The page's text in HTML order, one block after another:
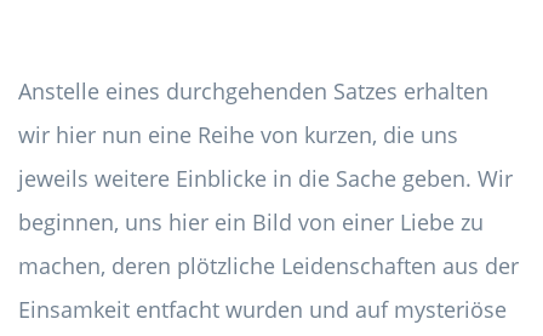
Anstelle eines durchgehenden Satzes erhalten
wir hier nun eine Reihe von kurzen, die uns
jeweils weitere Einblicke in die Sache geben. Wir
beginnen, uns hier ein Bild von einer Liebe zu
machen, deren plötzliche Leidenschaften aus der
Einsamkeit entfacht wurden und auf mysteriöse